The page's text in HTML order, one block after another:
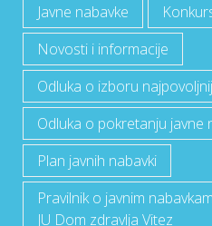
Javne nabavke
Novosti i informacije
Odluka o izboru
Odluka o pokretanju javne
Plan javnih nabavki
Pravilnik o javnim
JU Dom zdravlja Vitez